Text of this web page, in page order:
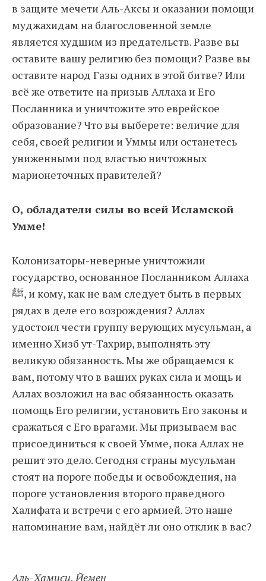
в защите мечети Аль-Аксы и оказании помощи
муджахидам на благословенной земле
является худшим из предательств. Разве вы
оставите вашу религию без помощи? Разве вы
оставите народ Газы одних в этой битве? Или
всё же ответите на призыв Аллаха и Его
Посланника и уничтожите это еврейское
образование? Что вы выберете: величие для
себя, своей религии и Уммы или останетесь
униженными под властью ничтожных
марионеточных правителей?
О, обладатели силы во всей Исламской
Умме!
Колонизаторы-неверные уничтожили
государство, основанное Посланником Аллаха
ﷺ, и кому, как не вам следует быть в первых
рядах в деле его возрождения? Аллах
удостоил чести группу верующих мусульман, а
именно Хизб ут-Тахрир, выполнять эту
великую обязанность. Мы же обращаемся к
вам, потому что в ваших руках сила и мощь и
Аллах возложил на вас обязанность оказать
помощь Его религии, установить Его законы и
сражаться с Его врагами. Мы призываем вас
присоединиться к своей Умме, пока Аллах не
решит это дело. Сегодня страны мусульман
стоят на пороге победы и освобождения, на
пороге установления второго праведного
Халифата и встречи с его армией. Это наше
напоминание вам, найдёт ли оно отклик в вас?
Аль-Хамиси, Йемен